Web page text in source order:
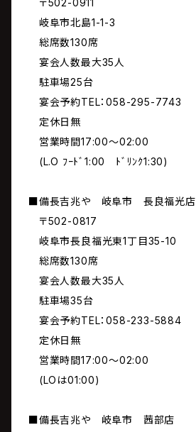
〒502-0911
岐阜市北島1-1-3
総席数130席
宴会人数最大35人
駐車場25台
宴会予約TEL：058-295-7743
定休日無
営業時間17:00～02:00
(L.O ﾌｰﾄﾞ1:00 ﾄﾞﾘﾝｸ1:30)
■備長吉兆や 岐阜市 長良福光店
〒502-0817
岐阜市長良福光東1丁目35-10
総席数130席
宴会人数最大35人
駐車場35台
宴会予約TEL：058-233-5884
定休日無
営業時間17:00～02:00
(LOは01:00)
■備長吉兆や 岐阜市 茜部店